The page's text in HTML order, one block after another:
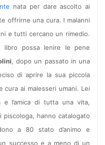
nata per dare ascolto ai
offrirne una cura. I malanni
e tutti cercano un rimedio.
libro possa lenire le pene
, dopo un passato in una
di aprire la sua piccola
cura ai malesseri umani. Lei
e l’amica di tutta una vita,
piscologa, hanno catalogato
a 80 stato d’animo e
successo e a meno di un